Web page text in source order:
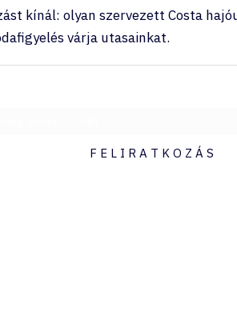
kínál: olyan szervezett Costa
várja utasainkat.
F E L I R A T K O Z Á S